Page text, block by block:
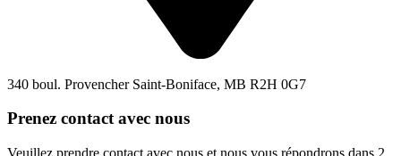
340 boul. Provencher Saint-Boniface, MB R2H 0G7
Prenez contact avec nous
Veuillez prendre contact avec nous et nous vous répondrons dans 2